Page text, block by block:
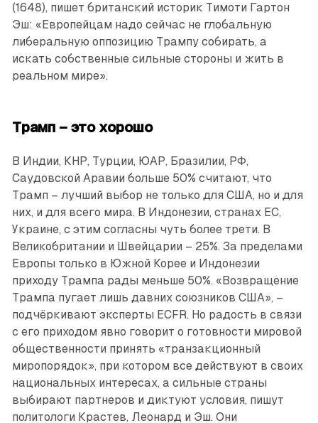
(1648), пишет британский историк Тимоти Гартон
Эш: «Европейцам надо сейчас не глобальную
либеральную оппозицию Трампу собирать, а
искать собственные сильные стороны и жить в
реальном мире».
Трамп – это хорошо
В Индии, КНР, Турции, ЮАР, Бразилии, РФ,
Саудовской Аравии больше 50% считают, что
Трамп – лучший выбор не только для США, но и для
них, и для всего мира. В Индонезии, странах ЕС,
Украине, с этим согласны чуть более трети. В
Великобритании и Швейцарии – 25%. За пределами
Европы только в Южной Корее и Индонезии
приходу Трампа рады меньше 50%. «Возвращение
Трампа пугает лишь давних союзников США», –
подчёркивают эксперты ECFR. Но радость в связи
с его приходом явно говорит о готовности мировой
общественности принять «транзакционный
миропорядок», при котором все действуют в своих
национальных интересах, а сильные страны
выбирают партнеров и диктуют условия, пишут
политологи Крастев, Леонард и Эш. Они